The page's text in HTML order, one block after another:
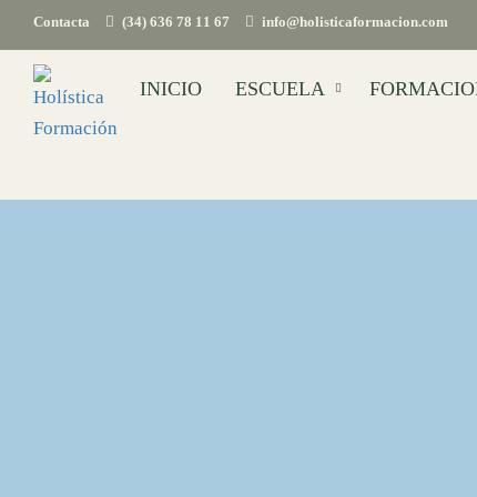
Contacta (34) 636 78 11 67 info@holisticaformacion.com
INICIO ESCUELA